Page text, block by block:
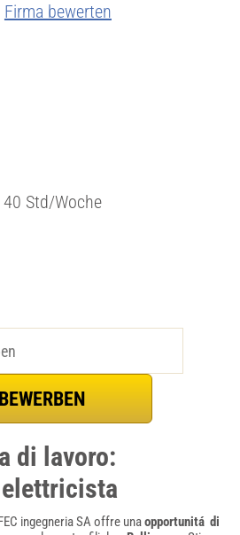
Firma bewerten
40 Std/Woche
di lavoro:
ingegneria SA offre unaopportunitá di